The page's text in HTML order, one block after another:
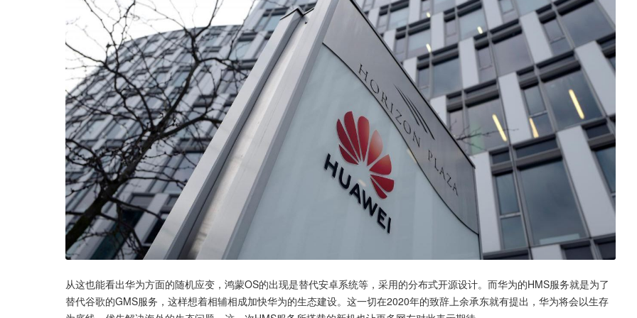
从这也能看出华为方面的随机应变，鸿蒙OS的出现是替代安卓系统等，采用的分布式开源设计。而华为的HMS服务就是为了
替代谷歌的GMS服务，这样想着相辅相成加快华为的生态建设。这一切在2020年的致辞上余承东就有提出，华为将会以生存